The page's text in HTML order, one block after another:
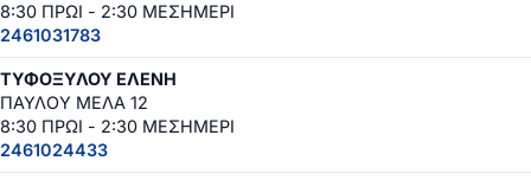
8:30 ΠΡΩΙ - 2:30 ΜΕΣΗΜΕΡΙ
2461031783
ΤΥΦΟΞΥΛΟΥ ΕΛΕΝΗ
ΠΑΥΛΟΥ ΜΕΛΑ 12
8:30 ΠΡΩΙ - 2:30 ΜΕΣΗΜΕΡΙ
2461024433